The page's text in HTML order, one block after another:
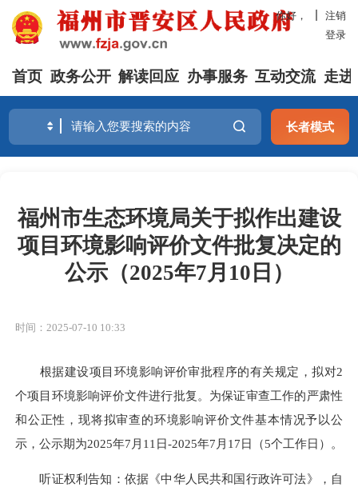
你好，
注销
登录
首页 政务公开 解读回应 办事服务 互动交流 走进
长者模式
福州市生态环境局关于拟作出建设
项目环境影响评价文件批复决定的
公示（2025年7月10日）
时间：2025-07-10 10:33
根据建设项目环境影响评价审批程序的有关规定，拟对2
个项目环境影响评价文件进行批复。为保证审查工作的严肃性
和公正性，现将拟审查的环境影响评价文件基本情况予以公
示，公示期为2025年7月11日-2025年7月17日（5个工作日）。
听证权利告知：依据《中华人民共和国行政许可法》，自